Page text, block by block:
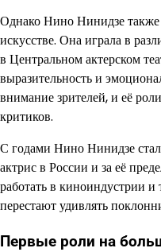
Однако Нино Нинидзе также
искусстве. Она играла в
в Центральном актерском
выразительность и
внимание зрителей, и её
критиков.
С годами Нино Нинидзе
актрис в России и за её
работать в киноиндустрии и
перестают удивлять
Первые роли на